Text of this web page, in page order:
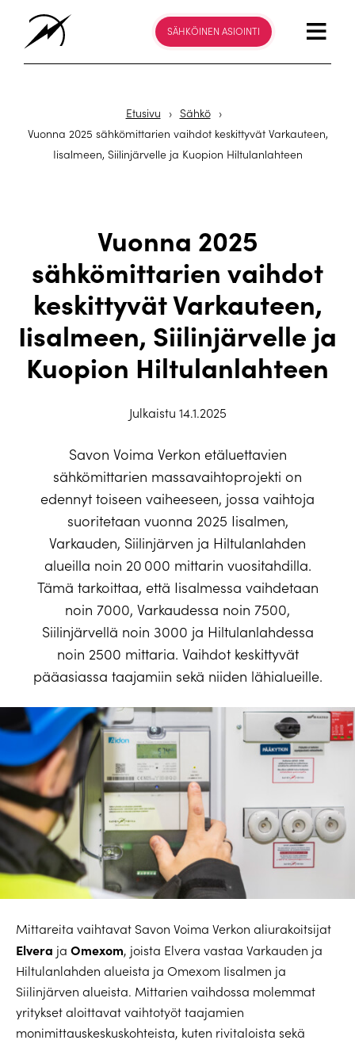
SÄHKÖINEN ASIOINTI
Etusivu › Sähkö
›
Vuonna 2025 sähkömittarien vaihdot keskittyvät Varkauteen,
Iisalmeen, Siilinjärvelle ja Kuopion Hiltulanlahteen
Vuonna 2025
sähkömittarien vaihdot
keskittyvät Varkauteen,
Iisalmeen, Siilinjärvelle ja
Kuopion Hiltulanlahteen
Julkaistu 14.1.2025
Savon Voima Verkon etäluettavien
sähkömittarien massavaihtoprojekti on
edennyt toiseen vaiheeseen, jossa vaihtoja
suoritetaan vuonna 2025 Iisalmen,
Varkauden, Siilinjärven ja Hiltulanlahden
alueilla noin 20 000 mittarin vuositahdilla.
Tämä tarkoittaa, että Iisalmessa vaihdetaan
noin 7000, Varkaudessa noin 7500,
Siilinjärvellä noin 3000 ja Hiltulanlahdessa
noin 2500 mittaria. Vaihdot keskittyvät
pääasiassa taajamiin sekä niiden lähialueille.
Mittareita vaihtavat Savon Voima Verkon aliurakoitsijat
Elvera ja Omexom, joista Elvera vastaa Varkauden ja
Hiltulanlahden alueista ja Omexom Iisalmen ja
Siilinjärven alueista. Mittarien vaihdossa molemmat
yritykset aloittavat vaihtotyöt taajamien
monimittauskeskuskohteista, kuten rivitaloista sekä